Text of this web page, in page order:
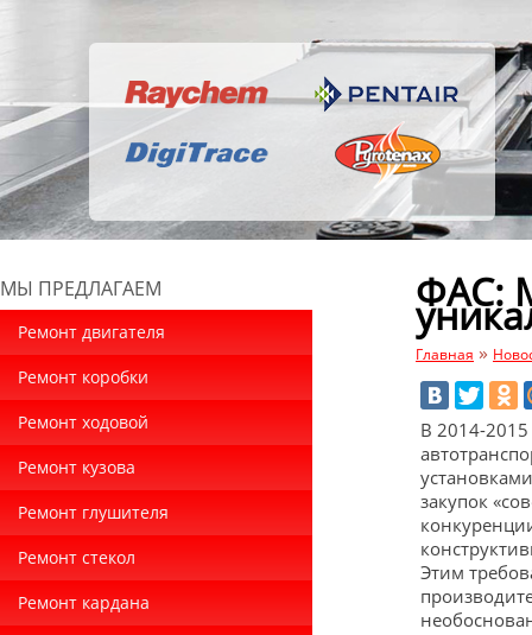
МЫ ПРЕДЛАГАЕМ
Ремонт двигателя
Ремонт коробки
Ремонт ходовой
Ремонт кузова
Ремонт глушителя
Ремонт стекол
Ремонт кардана
ФАС:
Главная »
В 2014-
закупок
Этим